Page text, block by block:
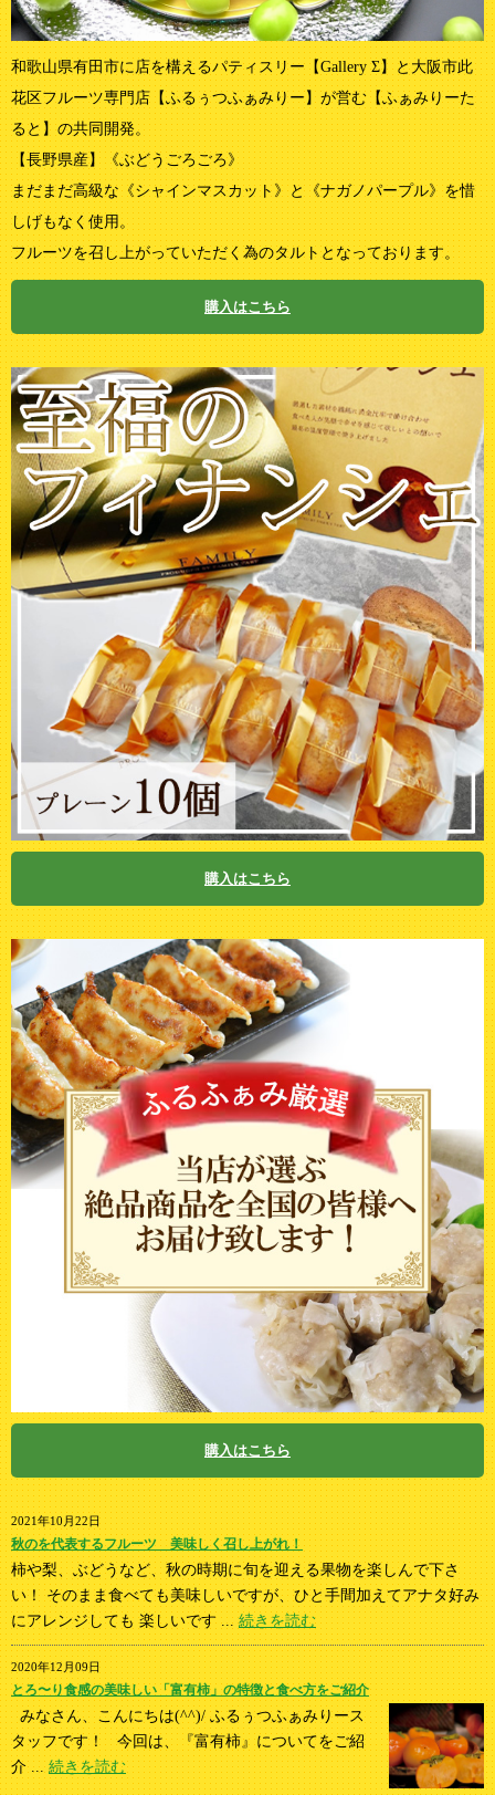
和歌山県有田市に店を構えるパティスリー【Gallery Σ】と大阪市此
花区フルーツ専門店【ふるぅつふぁみりー】が営む【ふぁみりーた
ると】の共同開発。
【長野県産】《ぶどうごろごろ》
まだまだ高級な《シャインマスカット》と《ナガノパープル》を惜
しげもなく使用。
フルーツを召し上がっていただく為のタルトとなっております。
購入はこちら
購入はこちら
購入はこちら
2021年10月22日
秋のを代表するフルーツ 美味しく召し上がれ！
柿や梨、ぶどうなど、秋の時期に旬を迎える果物を楽しんで下さ
い！ そのまま食べても美味しいですが、ひと手間加えてアナタ好み
にアレンジしても 楽しいです ...続きを読む
2020年12月09日
とろ〜り食感の美味しい「富有柿」の特徴と食べ方をご紹介
みなさん、こんにちは(^^)/ ふるぅつふぁみりース
タッフです！ 今回は、『富有柿』についてをご紹
介 ... 続きを読む